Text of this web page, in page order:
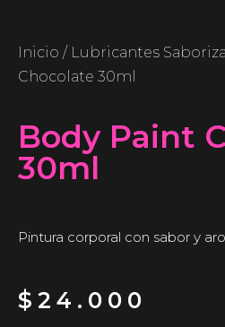
Inicio / Lubricantes
Chocolate 30ml
Body Paint
30ml
Pintura corporal con sabor y
$ 24.000